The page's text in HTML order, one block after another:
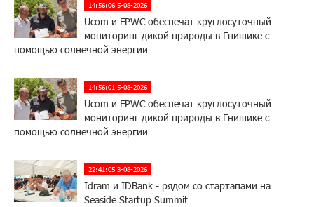
14:56:06 5-08-2026
Ucom и FPWC обеспечат круглосуточный
мониторинг дикой природы в Гнишике с
помощью солнечной энергии
14:56:01 5-08-2026
Ucom и FPWC обеспечат круглосуточный
мониторинг дикой природы в Гнишике с
помощью солнечной энергии
22:41:05 3-08-2026
Idram и IDBank - рядом со стартапами на
Seaside Startup Summit